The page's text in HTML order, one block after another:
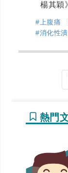
楊其穎
#上腹痛
#消化性
熱門